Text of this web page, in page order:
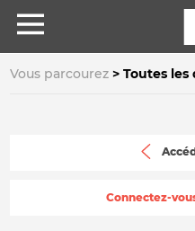
Vous parcourez Toutes les
Connectez-